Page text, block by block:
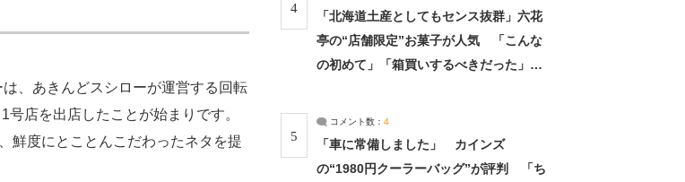
、あきんどスシローが運営する回転
店を出店したことが始まりです。
鮮度にとことんこだわったネタを提
4
「北海道土産としてもセンス抜群」六花
亭の“店舗限定”お菓子が人気 「こんな
の初めて」「箱買いするべきだった」
5
コメント数： 4
「車に常備しました」 カインズ
の“1980円クーラーバッグ”が評判 「ち